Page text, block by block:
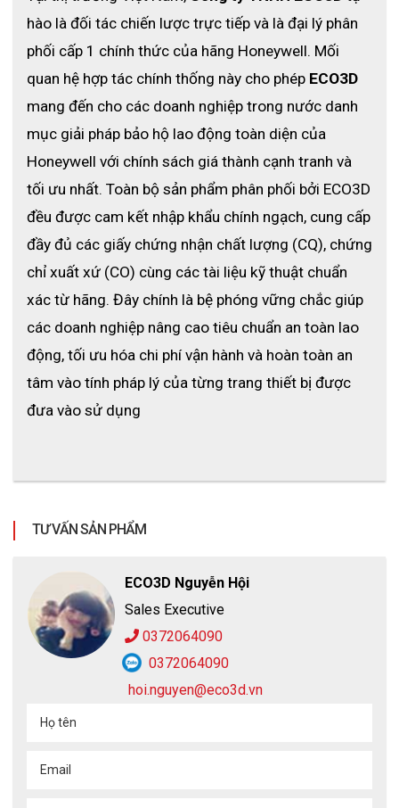
hào là đối tác chiến lược trực tiếp và là đại lý phân
phối cấp 1 chính thức của hãng Honeywell. Mối
quan hệ hợp tác chính thống này cho phép ECO3D
mang đến cho các doanh nghiệp trong nước danh
mục giải pháp bảo hộ lao động toàn diện của
Honeywell với chính sách giá thành cạnh tranh và
tối ưu nhất. Toàn bộ sản phẩm phân phối bởi ECO3D
đều được cam kết nhập khẩu chính ngạch, cung cấp
đầy đủ các giấy chứng nhận chất lượng (CQ), chứng
chỉ xuất xứ (CO) cùng các tài liệu kỹ thuật chuẩn
xác từ hãng. Đây chính là bệ phóng vững chắc giúp
các doanh nghiệp nâng cao tiêu chuẩn an toàn lao
động, tối ưu hóa chi phí vận hành và hoàn toàn an
tâm vào tính pháp lý của từng trang thiết bị được
đưa vào sử dụng
TƯ VẤN SẢN PHẨM
ECO3D Nguyễn Hội
Sales Executive
0372064090
0372064090
hoi.nguyen@eco3d.vn
Họ tên
Email